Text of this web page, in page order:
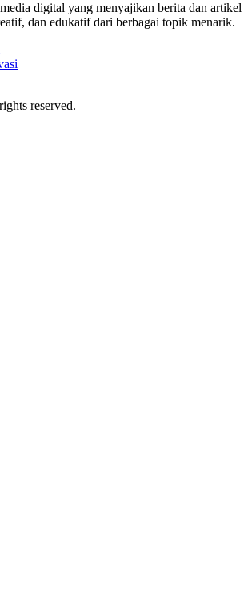
digital yang menyajikan berita dan artikel
dan edukatif dari berbagai topik menarik.
reserved.